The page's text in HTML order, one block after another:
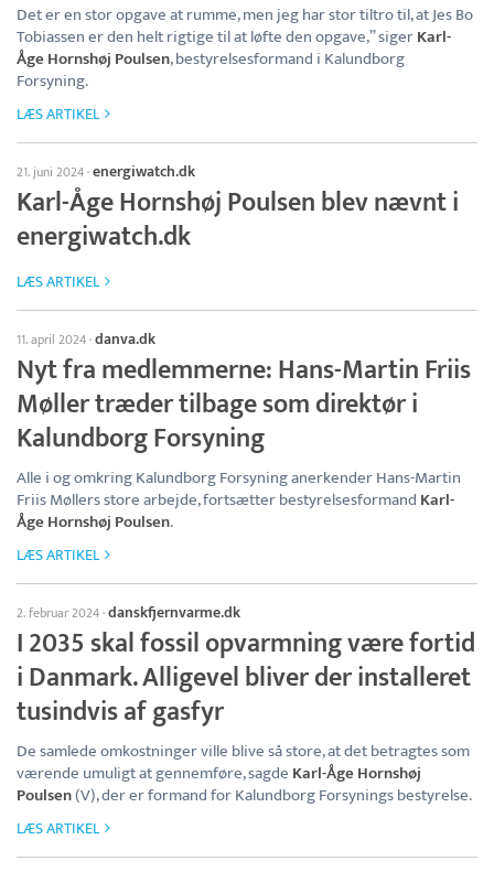
Det er en stor opgave at rumme, men jeg har stor tiltro til, at Jes Bo
Tobiassen er den helt rigtige til at løfte den opgave,” sigerKarl-
Åge Hornshøj Poulsen, bestyrelsesformand i Kalundborg
Forsyning.
LÆS ARTIKEL
21. juni 2024·energiwatch.dk
Karl-Åge Hornshøj Poulsen blev nævnt i
energiwatch.dk
LÆS ARTIKEL
11. april 2024·danva.dk
Nyt fra medlemmerne: Hans-Martin Friis
Møller træder tilbage som direktør i
Kalundborg Forsyning
Alle i og omkring Kalundborg Forsyning anerkender Hans-Martin
Friis Møllers store arbejde, fortsætter bestyrelsesformand Karl-
Åge Hornshøj Poulsen.
LÆS ARTIKEL
2. februar 2024·danskfjernvarme.dk
I 2035 skal fossil opvarmning være fortid
i Danmark. Alligevel bliver der installeret
tusindvis af gasfyr
De samlede omkostninger ville blive så store, at det betragtes som
værende umuligt at gennemføre, sagde Karl-Åge Hornshøj
Poulsen(V), der er formand for Kalundborg Forsynings bestyrelse.
LÆS ARTIKEL